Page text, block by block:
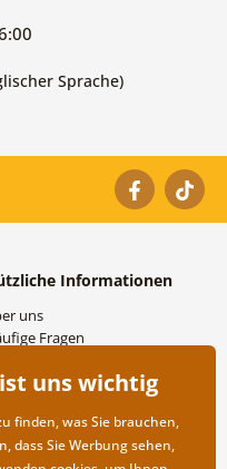
Sprache)
Informationen
uns
Fragen
und
uns wichtig
finden, was Sie brauchen,
dass Sie Werbung sehen,